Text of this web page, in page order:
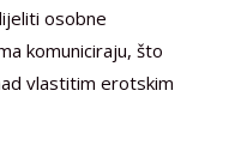
osobne
komuniciraju, što
vlastitim erotskim